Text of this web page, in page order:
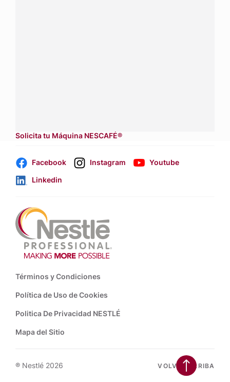
Solicita tu Máquina NESCAFÉ®
Facebook Instagram
Youtube
Linkedin
Footer
Términos y Condiciones
Política de Uso de Cookies
Politica De Privacidad NESTLÉ
Mapa del Sitio
® Nestlé 2026 VOLVER ARRIBA